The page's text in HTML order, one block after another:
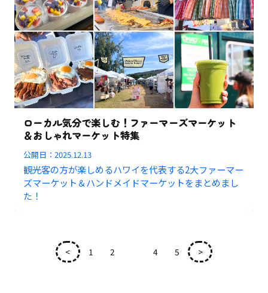
ローカル気分で楽しむ！ファーマーズマーケット
＆おしゃれマーケット特集
公開日：2025.12.13
観光客の方が楽しめるハワイを代表する2大ファーマー
ズマーケット＆ハンドメイドマーケットをまとめまし
た！
< 1 2 4 5 >